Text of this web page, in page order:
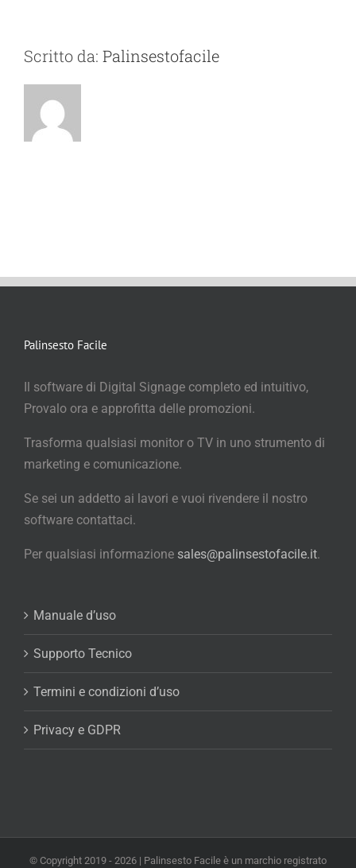
Scritto da: Palinsestofacile
Palinsesto Facile
Il software di Digital Signage completo ed intuitivo,
Provalo ora e approfitta delle promozioni.
Trasforma qualsiasi monitor o TV in uno strumento di
marketing e comunicazione.
Se sei un addetto ai lavori e vuoi rivendere il nostro
software contattaci.
Per qualsiasi informazione sales@palinsestofacile.it.
Manuale d’uso
Supporto Tecnico
Termini e condizioni d’uso
Privacy e GDPR
© Copyright 2019 - 2026 | Palinsesto Facile è un marchio registrato